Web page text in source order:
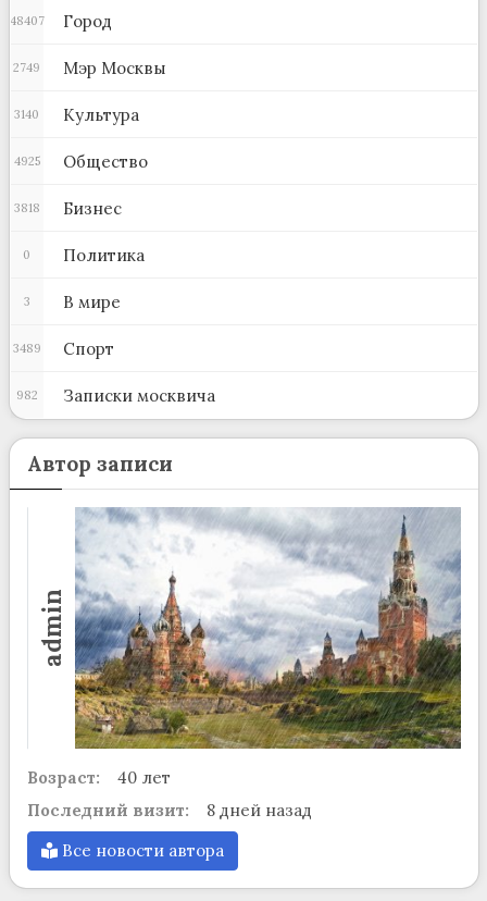
Город
48407
Мэр Москвы
2749
Культура
3140
Общество
4925
Бизнес
3818
Политика
0
В мире
3
Спорт
3489
Записки москвича
982
Автор записи
admin
Возраст:
40 лет
Последний визит:
8 дней назад
Все новости автора